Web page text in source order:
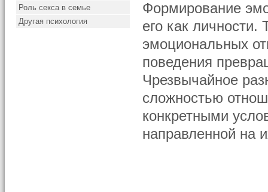
Роль секса в семье
Другая психология
Формирование
его как личности.
эмоциональных
поведения
Чрезвычайное
сложностью
конкретными
направленной на